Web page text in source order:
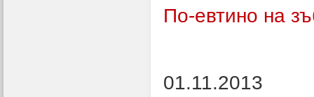
По-евтино на
01.11.2013